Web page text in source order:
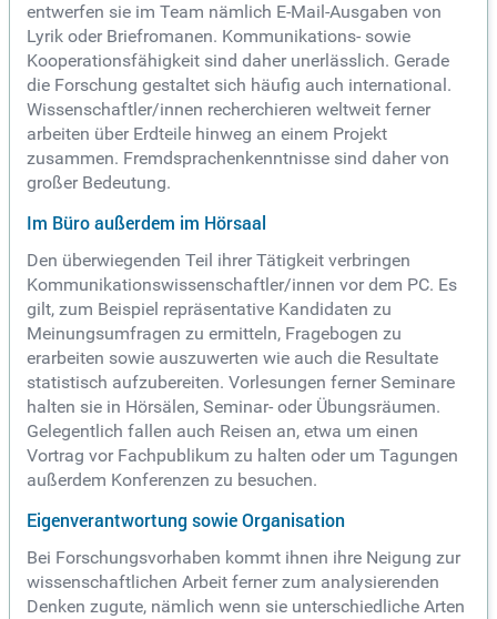
entwerfen sie im Team nämlich E-Mail-Ausgaben von
Lyrik oder Briefromanen. Kommunikations- sowie
Kooperationsfähigkeit sind daher unerlässlich. Gerade
die Forschung gestaltet sich häufig auch international.
Wissenschaftler/innen recherchieren weltweit ferner
arbeiten über Erdteile hinweg an einem Projekt
zusammen. Fremdsprachenkenntnisse sind daher von
großer Bedeutung.
Im Büro außerdem im Hörsaal
Den überwiegenden Teil ihrer Tätigkeit verbringen
Kommunikationswissenschaftler/innen vor dem PC. Es
gilt, zum Beispiel repräsentative Kandidaten zu
Meinungsumfragen zu ermitteln, Fragebogen zu
erarbeiten sowie auszuwerten wie auch die Resultate
statistisch aufzubereiten. Vorlesungen ferner Seminare
halten sie in Hörsälen, Seminar- oder Übungsräumen.
Gelegentlich fallen auch Reisen an, etwa um einen
Vortrag vor Fachpublikum zu halten oder um Tagungen
außerdem Konferenzen zu besuchen.
Eigenverantwortung sowie Organisation
Bei Forschungsvorhaben kommt ihnen ihre Neigung zur
wissenschaftlichen Arbeit ferner zum analysierenden
Denken zugute, nämlich wenn sie unterschiedliche Arten